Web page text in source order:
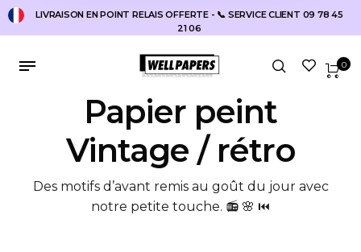
LIVRAISON EN POINT RELAIS OFFERTE - 📞 SERVICE CLIENT 09 78 45
21 06
0
Papier peint
Vintage / rétro
Des motifs d’avant remis au goût du jour avec
notre petite touche. 📻 🌸 ⏮️